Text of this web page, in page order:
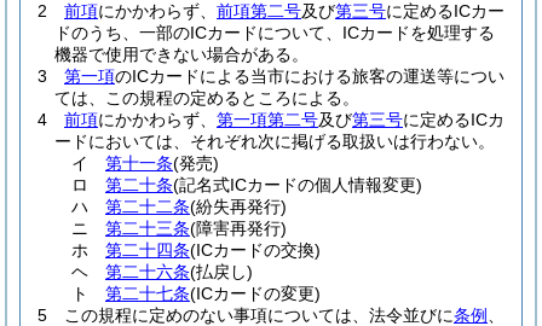
2
前項にかかわらず、 前項第二号及び第三号に定めるICカー
ドのうち、一部のICカードについて、ICカードを処理する
機器で使用できない場合がある。
3
第一項のICカードによる当市における旅客の運送等につい
ては、この規程の定めるところによる。
4
前項にかかわらず、 第一項第二号及び第三号に定めるICカ
ードにおいては、それぞれ次に掲げる取扱いは行わない。
イ 第十一条(発売)
ロ 第二十条(記名式ICカードの個人情報変更)
ハ 第二十二条(紛失再発行)
ニ 第二十三条(障害再発行)
ホ 第二十四条(ICカードの交換)
ヘ 第二十六条(払戻し)
ト 第二十七条(ICカードの変更)
5
この規程に定めのない事項については、法令並びに条例